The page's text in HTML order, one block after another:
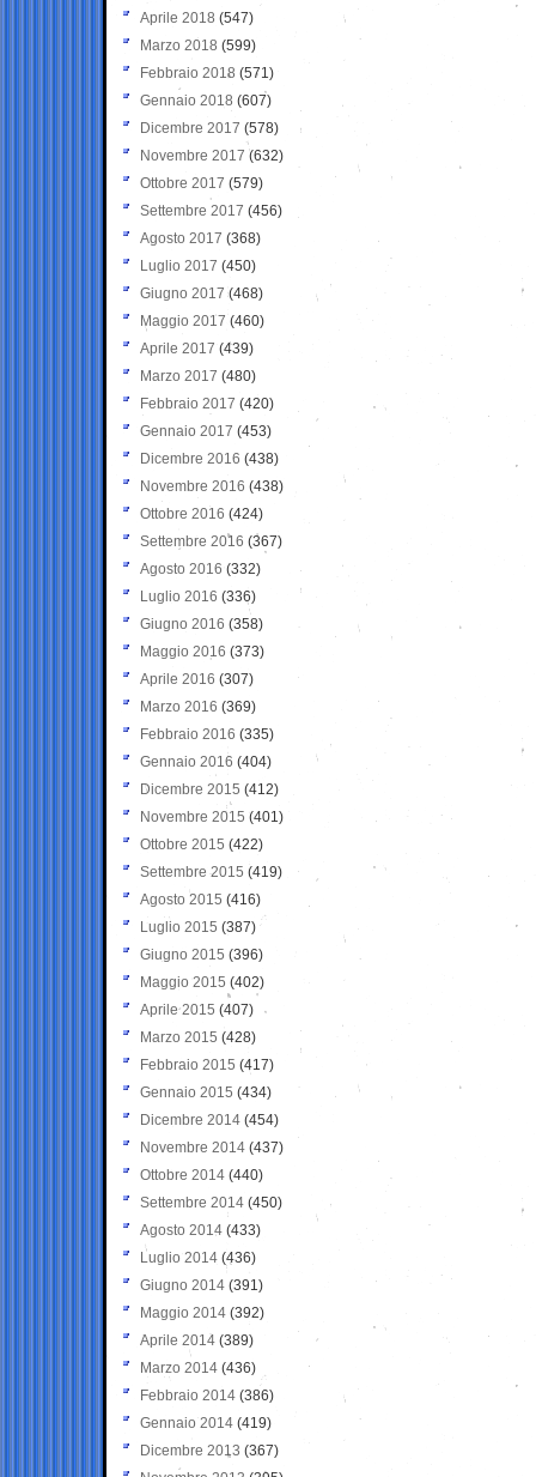
Aprile 2018 (547)
Marzo 2018 (599)
Febbraio 2018 (571)
Gennaio 2018 (607)
Dicembre 2017 (578)
Novembre 2017 (632)
Ottobre 2017 (579)
Settembre 2017 (456)
Agosto 2017 (368)
Luglio 2017 (450)
Giugno 2017 (468)
Maggio 2017 (460)
Aprile 2017 (439)
Marzo 2017 (480)
Febbraio 2017 (420)
Gennaio 2017 (453)
Dicembre 2016 (438)
Novembre 2016 (438)
Ottobre 2016 (424)
Settembre 2016 (367)
Agosto 2016 (332)
Luglio 2016 (336)
Giugno 2016 (358)
Maggio 2016 (373)
Aprile 2016 (307)
Marzo 2016 (369)
Febbraio 2016 (335)
Gennaio 2016 (404)
Dicembre 2015 (412)
Novembre 2015 (401)
Ottobre 2015 (422)
Settembre 2015 (419)
Agosto 2015 (416)
Luglio 2015 (387)
Giugno 2015 (396)
Maggio 2015 (402)
Aprile 2015 (407)
Marzo 2015 (428)
Febbraio 2015 (417)
Gennaio 2015 (434)
Dicembre 2014 (454)
Novembre 2014 (437)
Ottobre 2014 (440)
Settembre 2014 (450)
Agosto 2014 (433)
Luglio 2014 (436)
Giugno 2014 (391)
Maggio 2014 (392)
Aprile 2014 (389)
Marzo 2014 (436)
Febbraio 2014 (386)
Gennaio 2014 (419)
Dicembre 2013 (367)